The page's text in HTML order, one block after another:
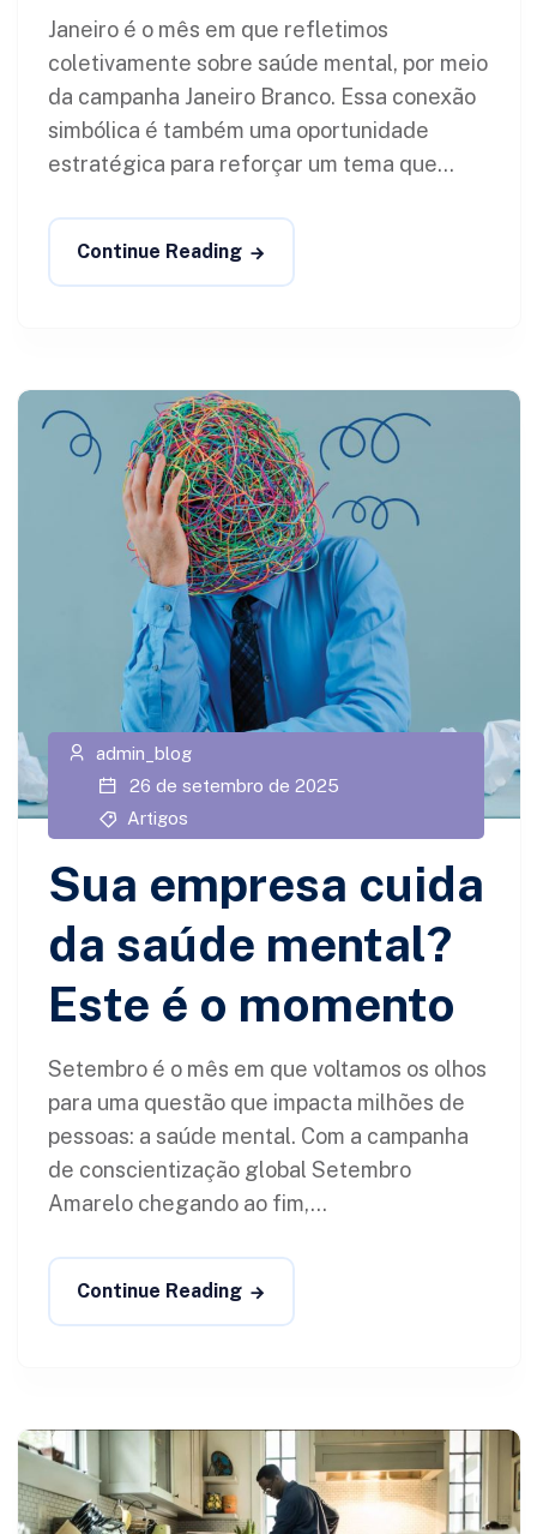
Janeiro é o mês em que refletimos
coletivamente sobre saúde mental, por meio
da campanha Janeiro Branco. Essa conexão
simbólica é também uma oportunidade
estratégica para reforçar um tema que...
Continue Reading
admin_blog
26 de setembro de 2025
Artigos
Sua empresa cuida
da saúde mental?
Este é o momento
Setembro é o mês em que voltamos os olhos
para uma questão que impacta milhões de
pessoas: a saúde mental. Com a campanha
de conscientização global Setembro
Amarelo chegando ao fim,...
Continue Reading